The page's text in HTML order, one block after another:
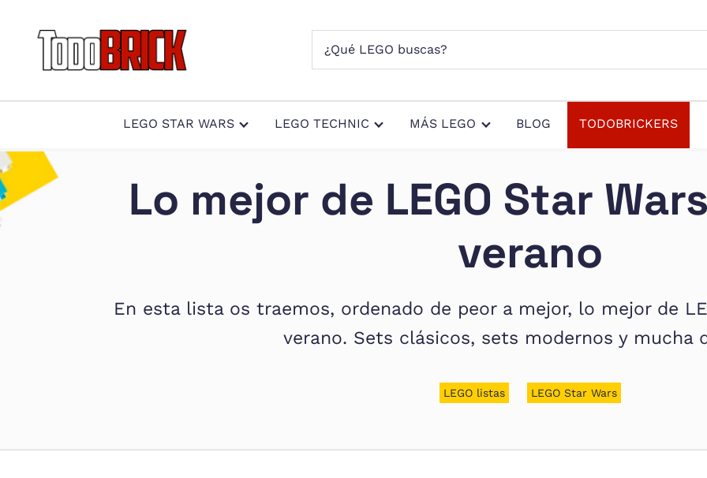
principal
página
y
LEGO
Star
Wars
para
LEGO STAR WARS LEGO TECHNIC MÁS LEGO BLOG TODOBRICKERS
Lo mejor de LEGO Star
verano
En esta lista os traemos, ordenado de peor a mejor, lo mejor de
verano. Sets clásicos, sets modernos y mucha
LEGO listas LEGO Star Wars